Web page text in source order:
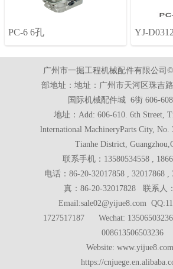
PC-6 6孔 YJ-D0312
广州市一掘工程机械配件有限公
部地址：地址：广州市天河区珠吉
国际机械配件城 6街 606-
地址：Add: 606-610. 6th Street,
lnternational MachineryParts City, No.
Tianhe District,
联系手机：13580534558 ,
电话：86-20-32017858 , 32017868
真：86-20-32017828 联系人
Email:sale02@yijue8.com
1727517187 Wechat:
008613506503236
Website:
https://